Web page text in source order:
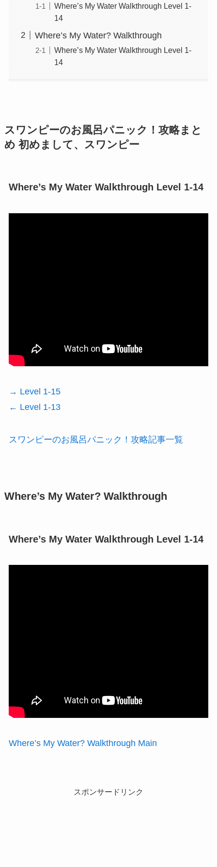
Where’s My Water Walkthrough Level 1-
14
Where’s My Water? Walkthrough
Where’s My Water Walkthrough Level 1-
14
スワンピーのお風呂パニック！攻略まと
め 初めまして、スワンピー
Where’s My Water Walkthrough Level 1-14
→ Level 1-15
← Level 1-13
スワンピーのお風呂パニック！攻略記事一覧
Where’s My Water? Walkthrough
Where’s My Water Walkthrough Level 1-14
Where’s My Water? Walkthrough Main
スポンサードリンク